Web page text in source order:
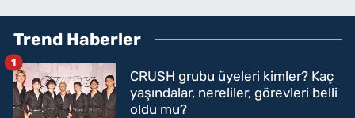
Trend Haberler
CRUSH grubu üyeleri kimler? Kaç
yaşındalar, nereliler, görevleri belli
oldu mu?
1